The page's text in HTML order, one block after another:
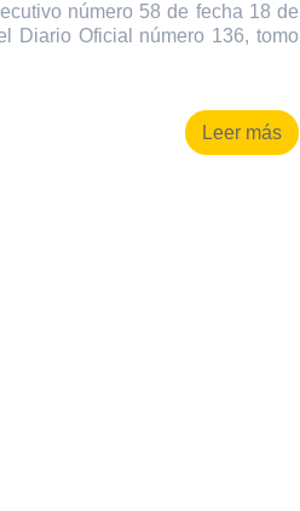
número 58 de fecha 18 de
Diario Oficial número 136, tomo
Leer más